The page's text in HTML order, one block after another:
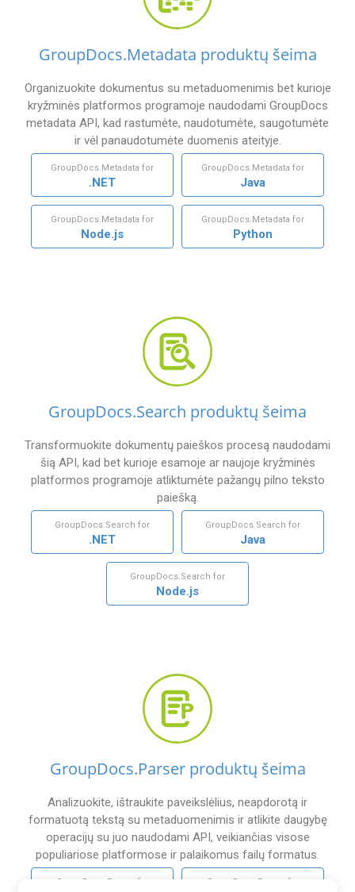
GroupDocs.Metadata produktų šeima
Organizuokite dokumentus su metaduomenimis bet kurioje
kryžminės platformos programoje naudodami GroupDocs
metadata API, kad rastumėte, naudotumėte, saugotumėte
ir vėl panaudotumėte duomenis ateityje.
GroupDocs.Metadata for
.NET
GroupDocs.Metadata for
Java
GroupDocs.Metadata for
Node.js
GroupDocs.Metadata for
Python
GroupDocs.Search produktų šeima
Transformuokite dokumentų paieškos procesą naudodami
šią API, kad bet kurioje esamoje ar naujoje kryžminės
platformos programoje atliktumėte pažangų pilno teksto
paiešką.
GroupDocs.Search for
.NET
GroupDocs.Search for
Java
GroupDocs.Search for
Node.js
GroupDocs.Parser produktų šeima
Analizuokite, ištraukite paveikslėlius, neapdorotą ir
formatuotą tekstą su metaduomenimis ir atlikite daugybę
operacijų su juo naudodami API, veikiančias visose
populiariose platformose ir palaikomus failų formatus.
GroupDocs.Parser for GroupDocs.Parser for